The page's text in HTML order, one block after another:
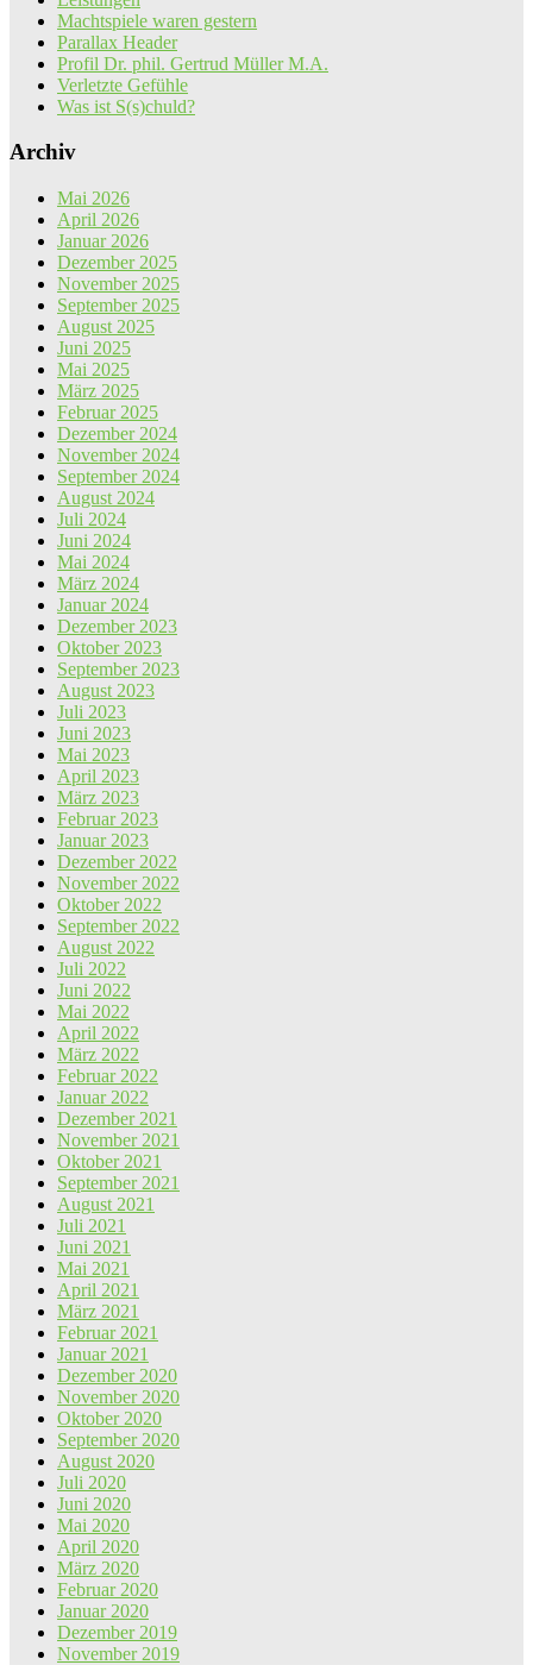
Machtspiele waren gestern
Parallax Header
Profil Dr. phil. Gertrud Müller M.A.
Verletzte Gefühle
Was ist S(s)chuld?
Archiv
Mai 2026
April 2026
Januar 2026
Dezember 2025
November 2025
September 2025
August 2025
Juni 2025
Mai 2025
März 2025
Februar 2025
Dezember 2024
November 2024
September 2024
August 2024
Juli 2024
Juni 2024
Mai 2024
März 2024
Januar 2024
Dezember 2023
Oktober 2023
September 2023
August 2023
Juli 2023
Juni 2023
Mai 2023
April 2023
März 2023
Februar 2023
Januar 2023
Dezember 2022
November 2022
Oktober 2022
September 2022
August 2022
Juli 2022
Juni 2022
Mai 2022
April 2022
März 2022
Februar 2022
Januar 2022
Dezember 2021
November 2021
Oktober 2021
September 2021
August 2021
Juli 2021
Juni 2021
Mai 2021
April 2021
März 2021
Februar 2021
Januar 2021
Dezember 2020
November 2020
Oktober 2020
September 2020
August 2020
Juli 2020
Juni 2020
Mai 2020
April 2020
März 2020
Februar 2020
Januar 2020
Dezember 2019
November 2019